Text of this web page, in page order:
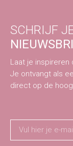
SCHRIJF
Laat je
Je ontvangt als
direct op de